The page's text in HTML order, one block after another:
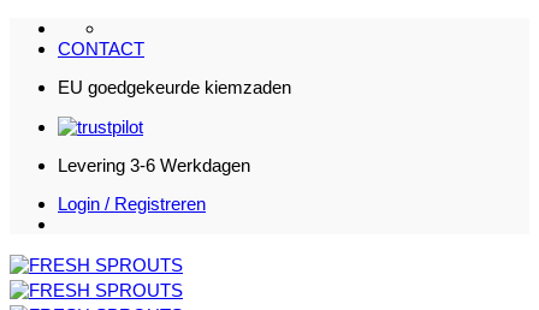
naar
CONTACT
EU goedgekeurde kiemzaden
Levering 3-6 Werkdagen
Login / Registreren